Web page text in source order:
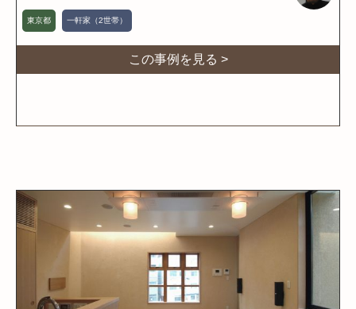
東京都 一軒家（2世帯）
この事例を見る >